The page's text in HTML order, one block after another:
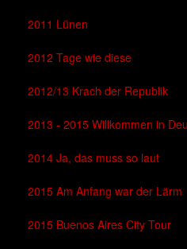
2011 Lünen
2012 Tage wie diese
2012/13 Krach der Republik
2013 - 2015 Willkommen in
2014 Ja, das muss so laut
2015 Am Anfang war der Lärm
2015 Buenos Aires City Tour